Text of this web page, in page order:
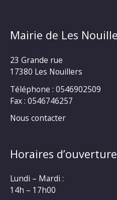
Mairie de Les
23 Grande rue
17380 Les Nouillers
Téléphone : 0546902509
Fax : 0546746257
Nous contacter
Horaires
Lundi – Mardi :
14h – 17h00